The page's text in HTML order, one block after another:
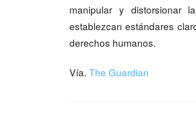
manipular y distorsionar
establezcan estándares
derechos humanos.
Vía. The Guardian